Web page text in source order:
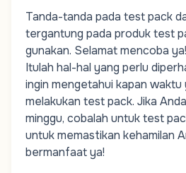
Tanda-tanda pada test pack
tergantung pada produk test
gunakan. Selamat mencoba ya!
Itulah hal-hal yang perlu
ingin mengetahui kapan
melakukan test pack. Jika
minggu, cobalah untuk test
untuk memastikan kehamilan
bermanfaat ya!